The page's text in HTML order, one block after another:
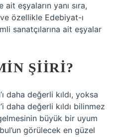
eşyaların yanı sıra,
özellikle Edebiyat-ı
sanatçılarına ait eşyalar
ŞIIRI?
daha değerli kıldı, yoksa
daha değerli kıldı bilinmez
büyük bir uyum
görülecek en güzel